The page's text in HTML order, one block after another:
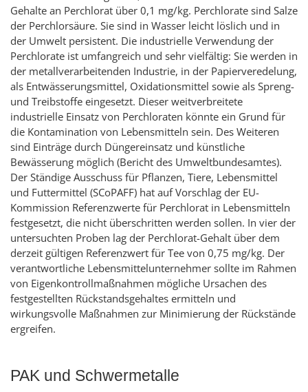
Gehalte an Perchlorat über 0,1 mg/kg. Perchlorate sind Salze
der Perchlorsäure. Sie sind in Wasser leicht löslich und in
der Umwelt persistent. Die industrielle Verwendung der
Perchlorate ist umfangreich und sehr vielfältig: Sie werden in
der metallverarbeitenden Industrie, in der Papierveredelung,
als Entwässerungsmittel, Oxidationsmittel sowie als Spreng-
und Treibstoffe eingesetzt. Dieser weitverbreitete
industrielle Einsatz von Perchloraten könnte ein Grund für
die Kontamination von Lebensmitteln sein. Des Weiteren
sind Einträge durch Düngereinsatz und künstliche
Bewässerung möglich (Bericht des Umweltbundesamtes).
Der Ständige Ausschuss für Pflanzen, Tiere, Lebensmittel
und Futtermittel (SCoPAFF) hat auf Vorschlag der EU-
Kommission Referenzwerte für Perchlorat in Lebensmitteln
festgesetzt, die nicht überschritten werden sollen. In vier der
untersuchten Proben lag der Perchlorat-Gehalt über dem
derzeit gültigen Referenzwert für Tee von 0,75 mg/kg. Der
verantwortliche Lebensmittelunternehmer sollte im Rahmen
von Eigenkontrollmaßnahmen mögliche Ursachen des
festgestellten Rückstandsgehaltes ermitteln und
wirkungsvolle Maßnahmen zur Minimierung der Rückstände
ergreifen.
PAK und Schwermetalle